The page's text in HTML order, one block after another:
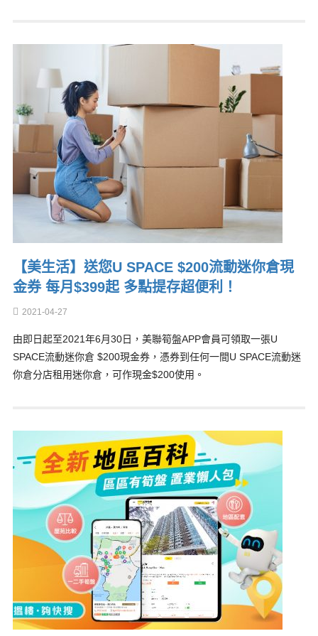
【美生活】送您U SPACE $200流動迷你倉現
金券 每月$399起 多點提存超便利！
2021-04-27
由即日起至2021年6月30日，美聯筍盤APP會員可領取一張U
SPACE流動迷你倉 $200現金券，憑券到任何一間U SPACE流動迷
你倉分店租用迷你倉，可作現金$200使用。